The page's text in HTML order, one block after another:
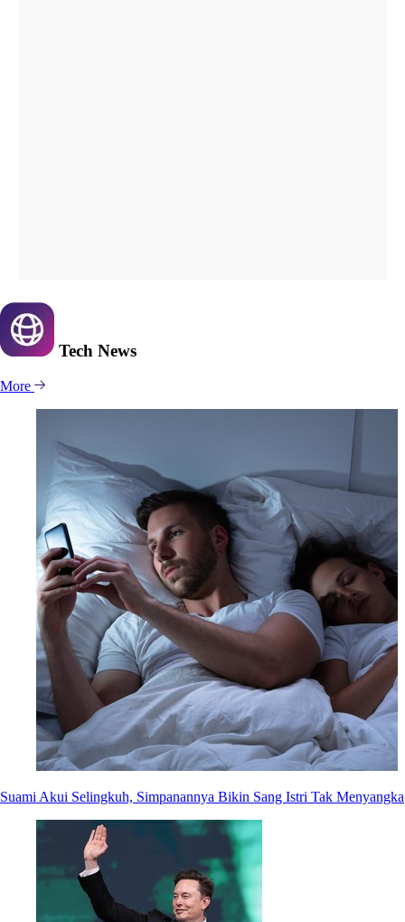
Tech News
More
Suami Akui Selingkuh, Simpanannya Bikin Sang Istri Tak Menyangka